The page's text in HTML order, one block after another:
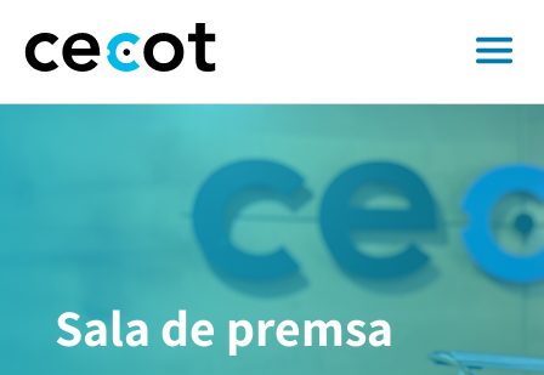
Sala de premsa